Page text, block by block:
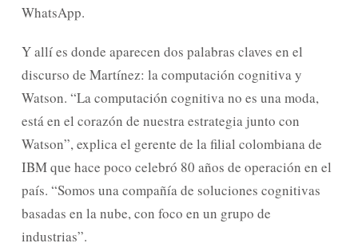
WhatsApp.
Y allí es donde aparecen dos palabras claves en el
discurso de Martínez: la computación cognitiva y
Watson. “La computación cognitiva no es una moda,
está en el corazón de nuestra estrategia junto con
Watson”, explica el gerente de la filial colombiana de
IBM que hace poco celebró 80 años de operación en el
país. “Somos una compañía de soluciones cognitivas
basadas en la nube, con foco en un grupo de
industrias”.